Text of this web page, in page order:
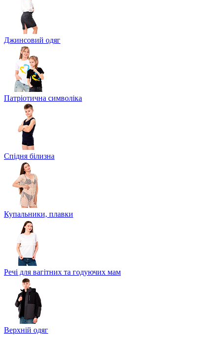
Джинсовий одяг
Патріотична символіка
Спідня білизна
Купальники, плавки
Речі для вагітних та годуючих мам
Верхній одяг